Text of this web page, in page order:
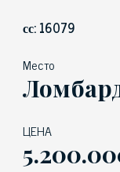
сс: 16079
Место
ЦЕНА